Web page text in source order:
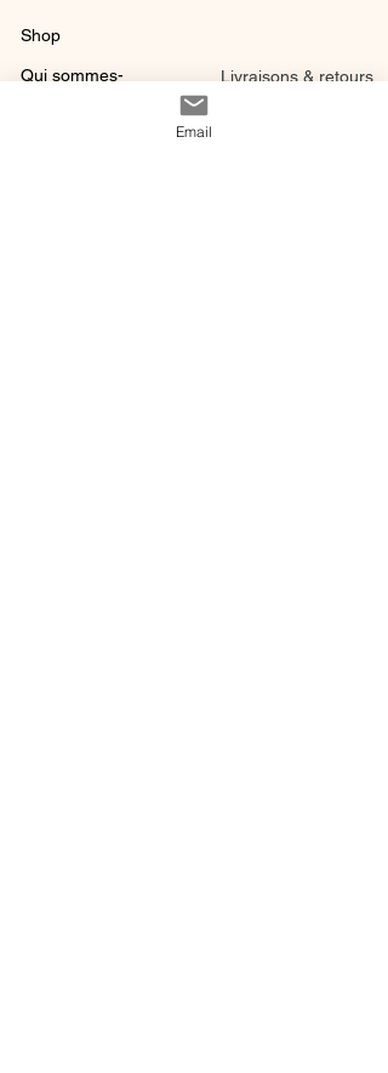
Shop
Qui sommes-
instagram
Livraisons & retours
Email